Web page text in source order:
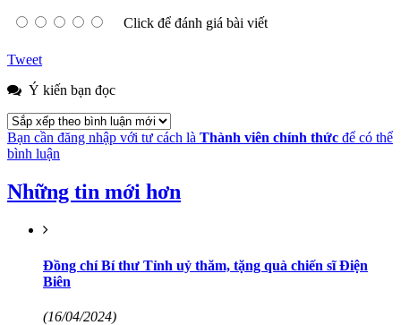
Click để đánh giá bài viết
Tweet
Ý kiến bạn đọc
Bạn cần đăng nhập với tư cách là Thành viên chính thức để có thể
bình luận
Những tin mới hơn
Đồng chí Bí thư Tỉnh uỷ thăm, tặng quà chiến sĩ Điện
Biên
(16/04/2024)